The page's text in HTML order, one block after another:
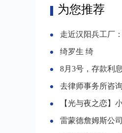
为您推荐
走近汉阳兵工厂
绮罗生 绮
8月3号，存款利息新
去律师事务所咨
【光与夜之恋】小
雷蒙德詹姆斯公司